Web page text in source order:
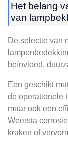
Het belang
van
De selectie van
beïnvloed,
Een geschikt
de operationele
maar ook een
Weersta
kraken of